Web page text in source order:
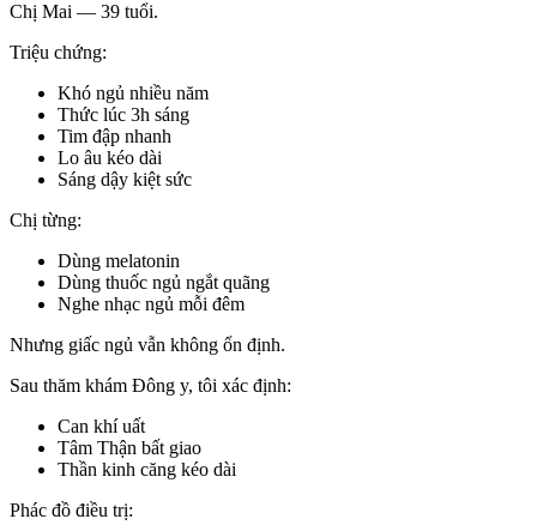
Chị Mai — 39 tuổi.
Triệu chứng:
Khó ngủ nhiều năm
Thức lúc 3h sáng
Tim đập nhanh
Lo âu kéo dài
Sáng dậy kiệt sức
Chị từng:
Dùng melatonin
Dùng thuốc ngủ ngắt quãng
Nghe nhạc ngủ mỗi đêm
Nhưng giấc ngủ vẫn không ổn định.
Sau thăm khám Đông y, tôi xác định:
Can khí uất
Tâm Thận bất giao
Thần kinh căng kéo dài
Phác đồ điều trị: